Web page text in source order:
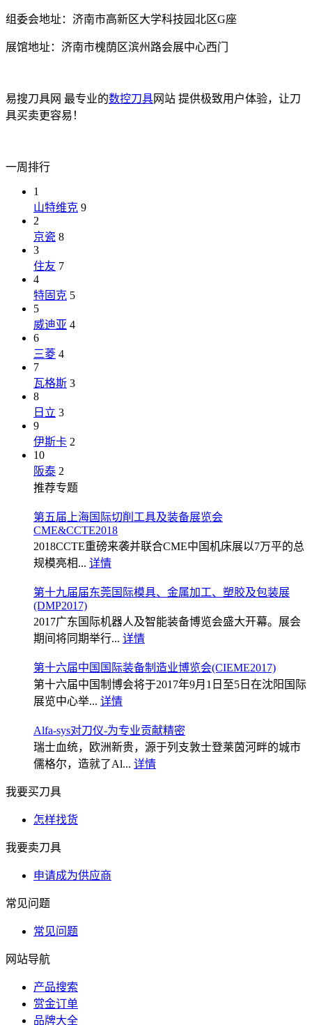
组委会地址：济南市高新区大学科技园北区G座
展馆地址：济南市槐荫区滨州路会展中心西门
易搜刀具网 最专业的数控刀具网站 提供极致用户体验，让刀
具买卖更容易！
一周排行
1
山特维克 9
2
京瓷 8
3
住友 7
4
特固克 5
5
威迪亚 4
6
三菱 4
7
瓦格斯 3
8
日立 3
9
伊斯卡 2
10
阪泰 2
推荐专题
第五届上海国际切削工具及装备展览会
CME&CCTE2018
2018CCTE重磅来袭并联合CME中国机床展以7万平的总
规模亮相... 详情
第十九届届东莞国际模具、金属加工、塑胶及包装展
(DMP2017)
2017广东国际机器人及智能装备博览会盛大开幕。展会
期间将同期举行... 详情
第十六届中国国际装备制造业博览会(CIEME2017)
第十六届中国制博会将于2017年9月1日至5日在沈阳国际
展览中心举... 详情
Alfa-sys对刀仪-为专业贡献精密
瑞士血统，欧洲新贵，源于列支敦士登莱茵河畔的城市
儒格尔，造就了Al... 详情
我要买刀具
怎样找货
我要卖刀具
申请成为供应商
常见问题
常见问题
网站导航
产品搜索
赏金订单
品牌大全